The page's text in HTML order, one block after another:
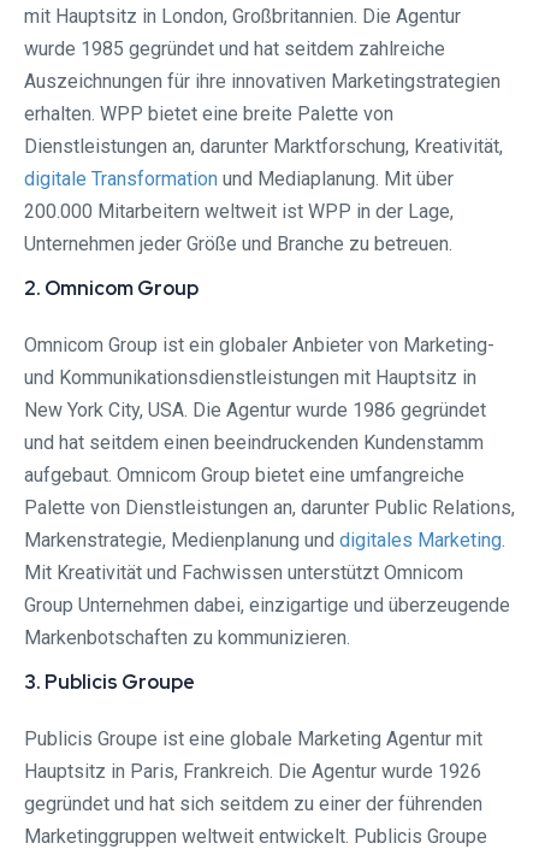
mit Hauptsitz in London, Großbritannien. Die Agentur
wurde 1985 gegründet und hat seitdem zahlreiche
Auszeichnungen für ihre innovativen Marketingstrategien
erhalten. WPP bietet eine breite Palette von
Dienstleistungen an, darunter Marktforschung, Kreativität,
digitale Transformation und Mediaplanung. Mit über
200.000 Mitarbeitern weltweit ist WPP in der Lage,
Unternehmen jeder Größe und Branche zu betreuen.
2. Omnicom Group
Omnicom Group ist ein globaler Anbieter von Marketing-
und Kommunikationsdienstleistungen mit Hauptsitz in
New York City, USA. Die Agentur wurde 1986 gegründet
und hat seitdem einen beeindruckenden Kundenstamm
aufgebaut. Omnicom Group bietet eine umfangreiche
Palette von Dienstleistungen an, darunter Public Relations,
Markenstrategie, Medienplanung und digitales Marketing.
Mit Kreativität und Fachwissen unterstützt Omnicom
Group Unternehmen dabei, einzigartige und überzeugende
Markenbotschaften zu kommunizieren.
3. Publicis Groupe
Publicis Groupe ist eine globale Marketing Agentur mit
Hauptsitz in Paris, Frankreich. Die Agentur wurde 1926
gegründet und hat sich seitdem zu einer der führenden
Marketinggruppen weltweit entwickelt. Publicis Groupe